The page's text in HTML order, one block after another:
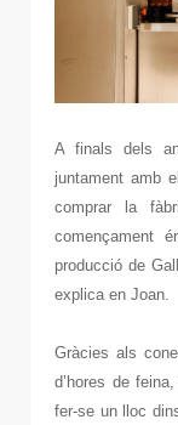
A finals dels
juntament amb
comprar la
començament
producció de
explica en Joan.
Gràcies als
d’hores de
fer-se un lloc